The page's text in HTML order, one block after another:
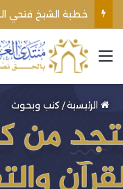
القائمة
الرئيسية/ كتب وبحوث